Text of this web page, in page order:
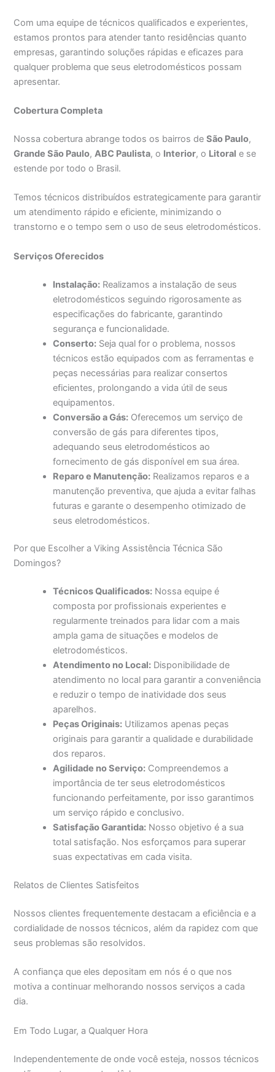
Com uma equipe de técnicos qualificados e experientes,
estamos prontos para atender tanto residências quanto
empresas, garantindo soluções rápidas e eficazes para
qualquer problema que seus eletrodomésticos possam
apresentar.
Cobertura Completa
Nossa cobertura abrange todos os bairros deSão Paulo,
Grande São Paulo,ABC Paulista, o Interior, o Litoral e se
estende por todo o Brasil.
Temos técnicos distribuídos estrategicamente para garantir
um atendimento rápido e eficiente, minimizando o
transtorno e o tempo sem o uso de seus eletrodomésticos.
Serviços Oferecidos
Instalação: Realizamos a instalação de seus
eletrodomésticos seguindo rigorosamente as
especificações do fabricante, garantindo
segurança e funcionalidade.
Conserto: Seja qual for o problema, nossos
técnicos estão equipados com as ferramentas e
peças necessárias para realizar consertos
eficientes, prolongando a vida útil de seus
equipamentos.
Conversão a Gás: Oferecemos um serviço de
conversão de gás para diferentes tipos,
adequando seus eletrodomésticos ao
fornecimento de gás disponível em sua área.
Reparo e Manutenção: Realizamos reparos e a
manutenção preventiva, que ajuda a evitar falhas
futuras e garante o desempenho otimizado de
seus eletrodomésticos.
Por que Escolher a Viking Assistência Técnica São
Domingos?
Técnicos Qualificados: Nossa equipe é
composta por profissionais experientes e
regularmente treinados para lidar com a mais
ampla gama de situações e modelos de
eletrodomésticos.
Atendimento no Local: Disponibilidade de
atendimento no local para garantir a conveniência
e reduzir o tempo de inatividade dos seus
aparelhos.
Peças Originais: Utilizamos apenas peças
originais para garantir a qualidade e durabilidade
dos reparos.
Agilidade no Serviço: Compreendemos a
importância de ter seus eletrodomésticos
funcionando perfeitamente, por isso garantimos
um serviço rápido e conclusivo.
Satisfação Garantida: Nosso objetivo é a sua
total satisfação. Nos esforçamos para superar
suas expectativas em cada visita.
Relatos de Clientes Satisfeitos
Nossos clientes frequentemente destacam a eficiência e a
cordialidade de nossos técnicos, além da rapidez com que
seus problemas são resolvidos.
A confiança que eles depositam em nós é o que nos
motiva a continuar melhorando nossos serviços a cada
dia.
Em Todo Lugar, a Qualquer Hora
Independentemente de onde você esteja, nossos técnicos